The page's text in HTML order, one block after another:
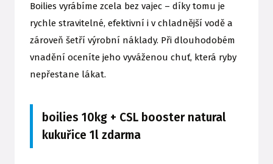
Boilies vyrábíme zcela bez vajec – díky tomu je
rychle stravitelné, efektivní i v chladnější vodě a
zároveň šetří výrobní náklady. Při dlouhodobém
vnadění oceníte jeho vyváženou chuť, která ryby
nepřestane lákat.
boilies 10kg + CSL booster natural
kukuřice 1l zdarma